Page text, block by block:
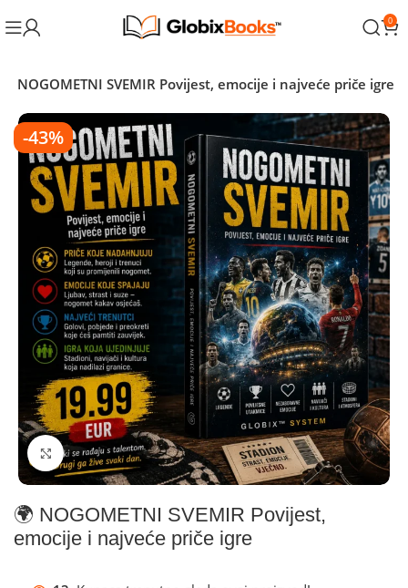
0
🌍 NOGOMETNI SVEMIR Povijest, emocije i najveće priče igre
-43%
Klikni za povećanje
🌍 NOGOMETNI SVEMIR Povijest,
emocije i najveće priče igre